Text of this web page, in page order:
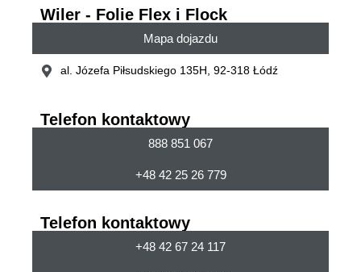
Wiler - Folie Flex i Flock
Mapa dojazdu
al. Józefa Piłsudskiego 135H, 92-318 Łódź
Telefon kontaktowy
888 851 067
+48 42 25 26 779
Telefon kontaktowy
+48 42 67 24 117